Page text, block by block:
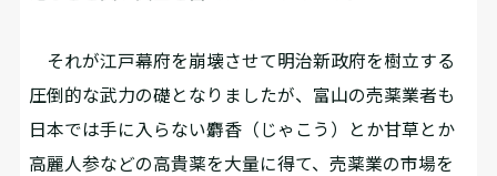
それが江戸幕府を崩壊させて明治新政府を樹立する
圧倒的な武力の礎となりましたが、富山の売薬業者も
日本では手に入らない麝香（じゃこう）とか甘草とか
高麗人参などの高貴薬を大量に得て、売薬業の市場を